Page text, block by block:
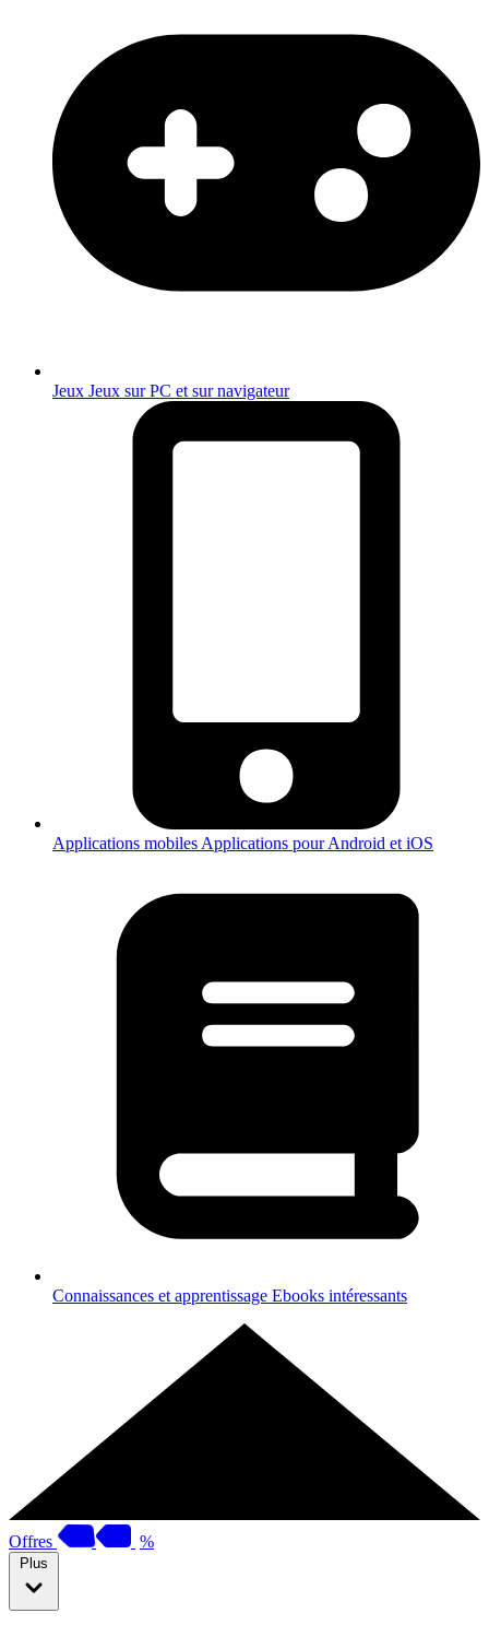
Jeux Jeux sur PC et sur navigateur
Applications mobiles Applications pour Android et iOS
Connaissances et apprentissage Ebooks intéressants
Offres %
Plus